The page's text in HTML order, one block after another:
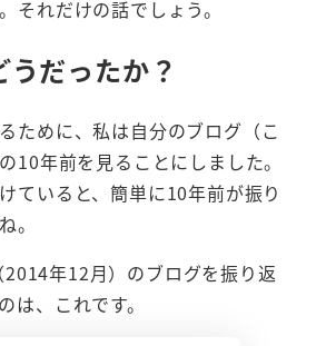
それだけの話でしょう。
だったか？
ために、私は自分のブログ（こ
10年前を見ることにしました。
ていると、簡単に10年前が振り
。
年12月）のブログを振り返
は、これです。